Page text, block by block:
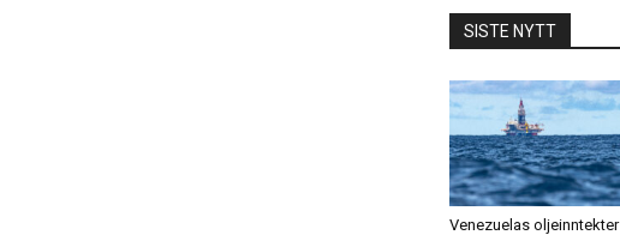
SISTE NYTT
Venezuelas oljeinntekter